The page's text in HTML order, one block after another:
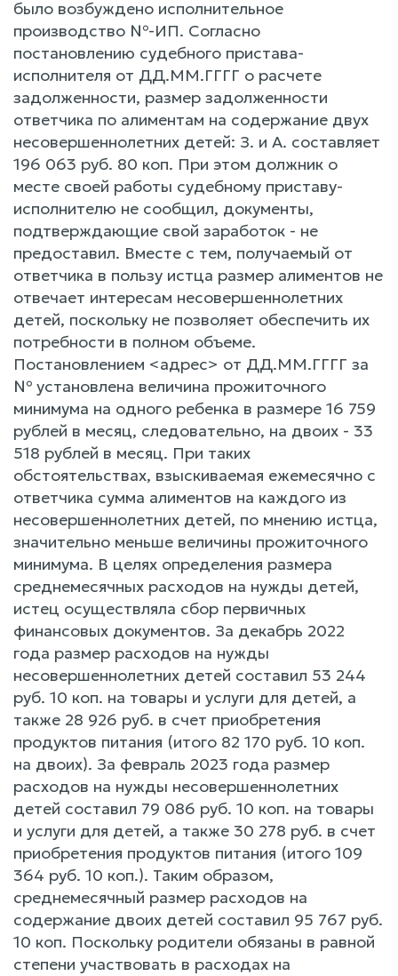
было возбуждено исполнительное
производство №-ИП. Согласно
постановлению судебного пристава-
исполнителя от ДД.ММ.ГГГГ о расчете
задолженности, размер задолженности
ответчика по алиментам на содержание двух
несовершеннолетних детей: З. и А. составляет
196 063 руб. 80 коп. При этом должник о
месте своей работы судебному приставу-
исполнителю не сообщил, документы,
подтверждающие свой заработок - не
предоставил. Вместе с тем, получаемый от
ответчика в пользу истца размер алиментов не
отвечает интересам несовершеннолетних
детей, поскольку не позволяет обеспечить их
потребности в полном объеме.
Постановлением <адрес> от ДД.ММ.ГГГГ за
№ установлена величина прожиточного
минимума на одного ребенка в размере 16 759
рублей в месяц, следовательно, на двоих - 33
518 рублей в месяц. При таких
обстоятельствах, взыскиваемая ежемесячно с
ответчика сумма алиментов на каждого из
несовершеннолетних детей, по мнению истца,
значительно меньше величины прожиточного
минимума. В целях определения размера
среднемесячных расходов на нужды детей,
истец осуществляла сбор первичных
финансовых документов. За декабрь 2022
года размер расходов на нужды
несовершеннолетних детей составил 53 244
руб. 10 коп. на товары и услуги для детей, а
также 28 926 руб. в счет приобретения
продуктов питания (итого 82 170 руб. 10 коп.
на двоих). За февраль 2023 года размер
расходов на нужды несовершеннолетних
детей составил 79 086 руб. 10 коп. на товары
и услуги для детей, а также 30 278 руб. в счет
приобретения продуктов питания (итого 109
364 руб. 10 коп.). Таким образом,
среднемесячный размер расходов на
содержание двоих детей составил 95 767 руб.
10 коп. Поскольку родители обязаны в равной
степени участвовать в расходах на